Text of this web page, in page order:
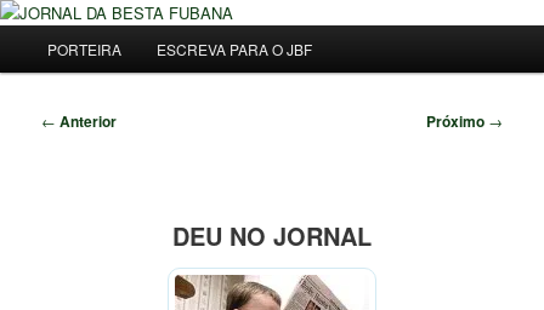
Pular
principal
JORNAL DA BESTA FUBANA
Uma Gazeta Escrota
principal
PORTEIRA ESCREVA PARA O JBF
Navegação
← Anterior Próximo →
DEU NO JORNAL